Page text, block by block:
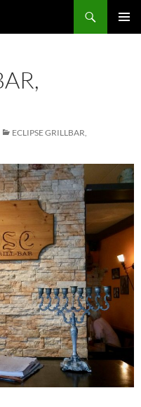
ECLIPSE GRILLBAR,